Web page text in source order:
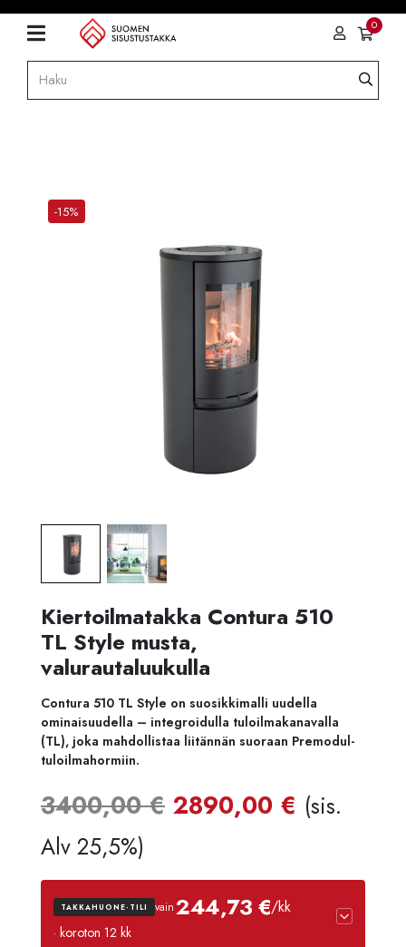
0
-15%
Kiertoilmatakka Contura 510
TL Style musta,
valurautaluukulla
Contura 510 TL Style on suosikkimalli uudella
ominaisuudella – integroidulla tuloilmakanavalla
(TL), joka mahdollistaa liitännän suoraan Premodul-
tuloilmahormiin.
3400,00€ Alkuperäinen
oli:
3400,00 €.
2890,00 €
on:
(sis.
Alv 25,5%)
TAKKAHUONE-TILI vain244,73 €/kk
· koroton 12 kk